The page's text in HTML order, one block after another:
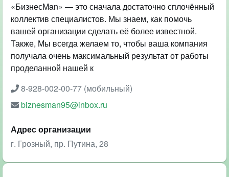
«БизнесMan» — это сначала достаточно сплочённый
коллектив специалистов. Мы знаем, как помочь
вашей организации сделать её более известной.
Также, Мы всегда желаем то, чтобы ваша компания
получала очень максимальный результат от работы
проделанной нашей к
8-928-002-00-77 (мобильный)
biznesman95@inbox.ru
Адрес организации
г. Грозный, пр. Путина, 28